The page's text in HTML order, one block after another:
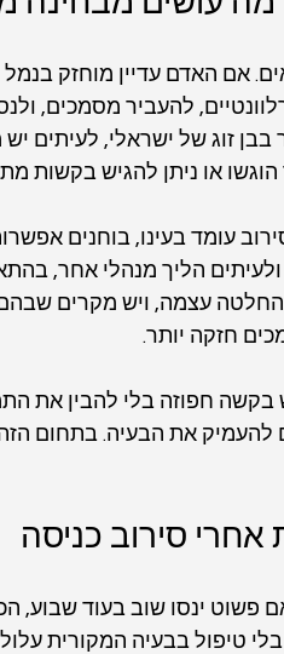
אם האדם עדיין מוחזק בנמל
להעביר מסמכים,
זוג של ישראלי, לעיתים
או ניתן להגיש בקשות
עומד בעינו, בוחנים
ולעיתים הליך מנהלי אחר,
עצמה, ויש מקרים שבהם
חזקה יותר.
חפוזה בלי להבין את
להעמיק את הבעיה. בתחום
אחרי סירוב כניסה
ינסו שוב בעוד שבוע,
בלי טיפול בבעיה המקורית